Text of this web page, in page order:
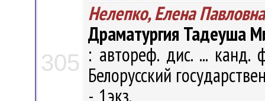
305
Нелепко, Елена Павловна
Драматургия Тадеуша
: автореф. дис. ...
Белорусский
-, 1экз.